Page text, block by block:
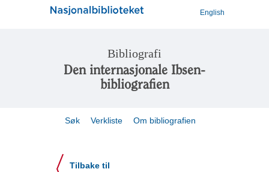
English
Bibliografi
Den internasjonale Ibsen-
bibliografien
Søk Verkliste Om bibliografien
Tilbake til